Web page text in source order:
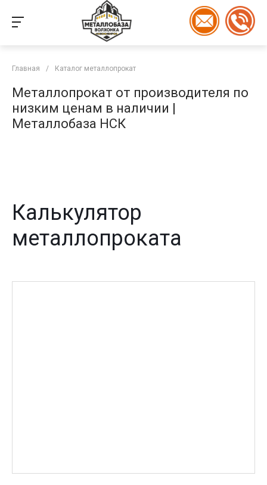
Главная / Каталог металлопрокат
Металлопрокат от производителя по
низким ценам в наличии |
Металлобаза НСК
Калькулятор
металлопроката